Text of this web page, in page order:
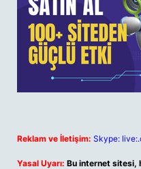
Reklam ve İletişim: Skype:
Yasal Uyarı: Bu internet sitesi,